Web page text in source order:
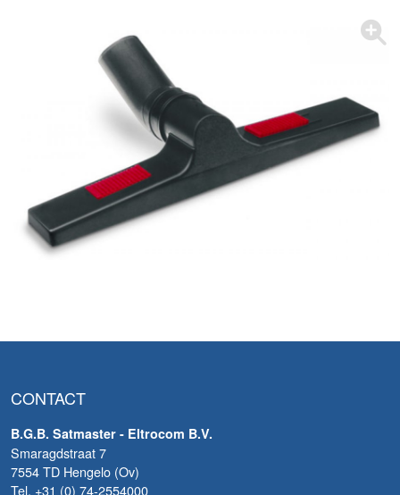
CONTACT
B.G.B. Satmaster - Eltrocom B.V.
Smaragdstraat 7
7554 TD Hengelo (Ov)
Tel. +31 (0) 74-2554000